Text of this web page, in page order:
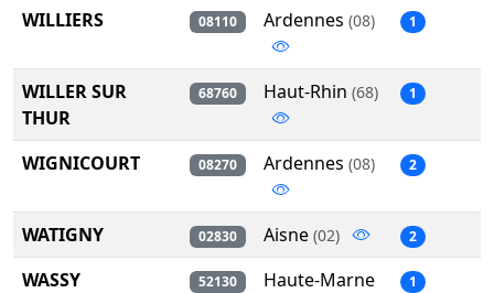
WILLIERS 08110 Ardennes (08) 1
WILLER SUR
THUR
68760 Haut-Rhin (68) 1
WIGNICOURT 08270 Ardennes (08) 2
WATIGNY 02830 Aisne (02) 2
WASSY 52130 Haute-Marne 1